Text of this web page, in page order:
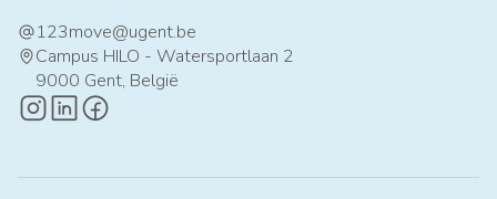
at123move@ugent.be
map-pinCampus HILO - Watersportlaan 2
9000 Gent, België
instagram-logo linkedin-logo facebook-logo